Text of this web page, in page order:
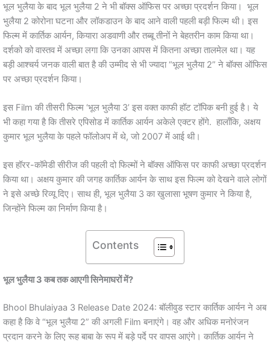
भूल भुलैया के बाद भूल भुलैया 2 ने भी बॉक्स ऑफिस पर अच्छा प्रदर्शन किया। भूल
भुलैया 2 कोरोना घटना और लॉकडाउन के बाद आने वाली पहली बड़ी फिल्म थी। इस
फिल्म में कार्तिक आर्यन, कियारा अडवाणी और तब्बू तीनों ने बेहतरीन काम किया था।
दर्शको को वास्तव में अच्छा लगा कि उनका आपस में कितना अच्छा तालमेल था। यह
बड़ी आश्चर्य जनक वाली बात है की उम्मीद से भी ज्यादा “भूल भुलैया 2” ने बॉक्स ऑफिस
पर अच्छा प्रदर्शन किया।
इस Film की तीसरी फिल्म ‘भूल भुलैया 3’ इस वक्त काफी हॉट टॉपिक बनी हुई है। ये
भी कहा गया है कि तीसरे एपिसोड में कार्तिक आर्यन अकेले एक्टर होंगे. हालाँकि, अक्षय
कुमार भूल भुलैया के पहले फॉलोअप में थे, जो 2007 में आई थी।
इस हॉरर-कॉमेडी सीरीज की पहली दो फिल्मों ने बॉक्स ऑफिस पर काफी अच्छा प्रदर्शन
किया था। अक्षय कुमार की जगह कार्तिक आर्यन के साथ इस फिल्म को देखने वाले लोगों
ने इसे अच्छे रिव्यू दिए। साथ ही, भूल भुलैया 3 का खुलासा भूषण कुमार ने किया है,
जिन्होंने फिल्म का निर्माण किया है।
Contents
भूल भुलैया 3 कब तक आएगी सिनेमाघरों में?
Bhool Bhulaiyaa 3 Release Date 2024: बॉलीवुड स्टार कार्तिक आर्यन ने अब
कहा है कि वे “भूल भुलैया 2” की अगली Film बनाएंगे। वह और अधिक मनोरंजन
प्रदान करने के लिए रूह बाबा के रूप में बड़े पर्दे पर वापस आएंगे। कार्तिक आर्यन ने